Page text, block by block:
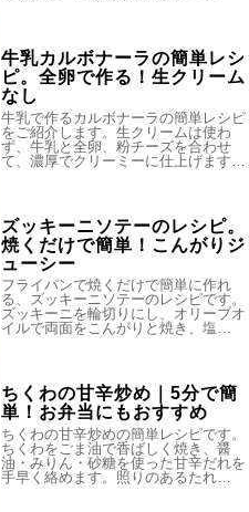
牛乳カルボナーラの簡単レシ
ピ。全卵で作る！生クリーム
なし
牛乳で作るカルボナーラの簡単レシピ
をご紹介します。生クリームは使わ
ず、牛乳と全卵、粉チーズを合わせ
て、濃厚でクリーミーに仕上げます…
ズッキーニソテーのレシピ。
焼くだけで簡単！こんがりジ
ューシー
フライパンで焼くだけで簡単に作れ
る、ズッキーニソテーのレシピです。
ズッキーニを輪切りにし、オリーブオ
イルで両面をこんがりと焼き、塩…
ちくわの甘辛炒め｜5分で簡
単！お弁当にもおすすめ
ちくわの甘辛炒めの簡単レシピです。
ちくわをごま油で香ばしく焼き、醤
油・みりん・砂糖を使った甘辛だれを
手早く絡めます。照りのあるたれ…